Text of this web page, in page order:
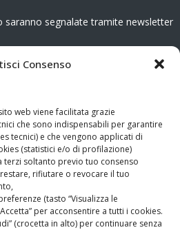
Consenso
web viene facilitata grazie
che sono indispensabili per garantire
tecnici) e che vengono applicati di
(statistici e/o di profilazione)
soltanto previo tuo consenso
rifiutare o revocare il tuo
(tasto “Visualizza le
per acconsentire a tutti i cookies.
(crocetta in alto) per continuare senza
saranno segnalate tramite newsletter
registrata presso il Tribunale di
Direttore responsabile: